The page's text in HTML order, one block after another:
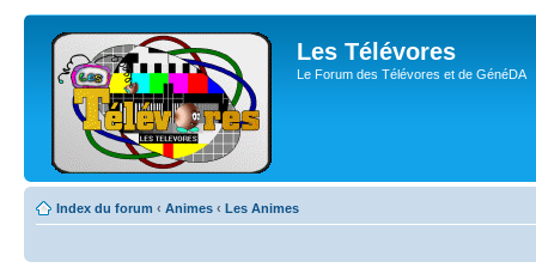
Les Télévores
Le Forum des Télévores et de GénéDA
Index du forum ‹ Animes ‹ Les Animes